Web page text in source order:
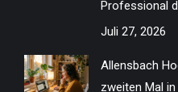
Professional
Juli 27, 2026
Allensbach
zweiten Mal